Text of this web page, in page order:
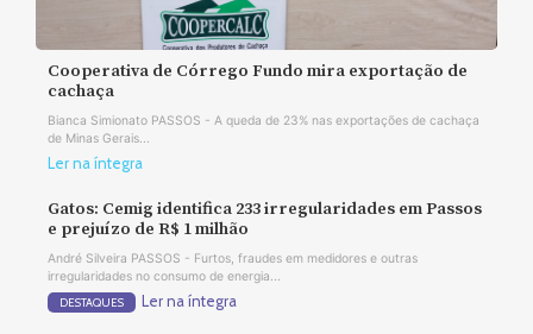
Cooperativa de Córrego Fundo mira exportação de
cachaça
Bianca Simionato PASSOS - A queda de 23% nas exportações de cachaça
de Minas Gerais...
Ler na íntegra
Gatos: Cemig identifica 233 irregularidades em Passos
e prejuízo de R$ 1 milhão
André Silveira PASSOS - Furtos, fraudes em medidores e outras
irregularidades no consumo de energia...
DESTAQUES Ler na íntegra